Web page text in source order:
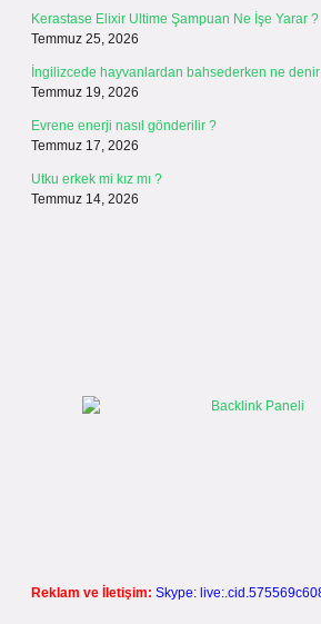
Kerastase Elixir Ultime Şampuan Ne İşe Yarar ?
Temmuz 25, 2026
İngilizcede hayvanlardan bahsederken ne
Temmuz 19, 2026
Evrene enerji nasıl gönderilir ?
Temmuz 17, 2026
Utku erkek mi kız mı ?
Temmuz 14, 2026
Reklam ve İletişim: Skype: